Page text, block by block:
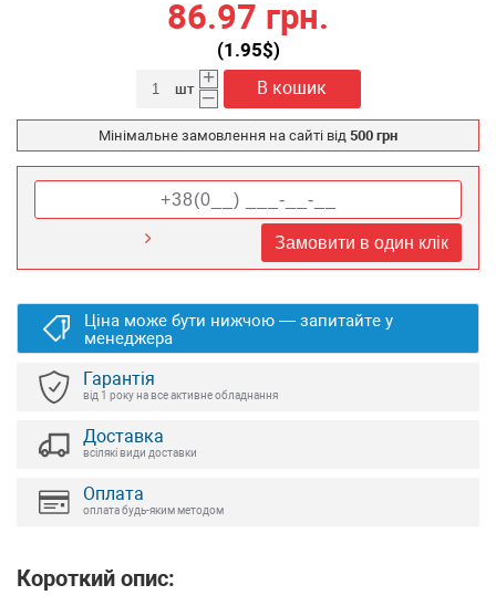
86.97 грн.
(1.95$)
+
–
В кошик
шт
Мінімальне замовлення на сайті від 500 грн
Замовити в один клік
Ціна може бути нижчою — запитайте у
менеджера
Гарантія
від 1 року на все активне обладнання
Доставка
всілякі види доставки
Оплата
оплата будь-яким методом
Короткий опис: